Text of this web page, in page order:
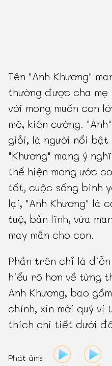
Tên "Anh Khương"
thường được cha
với mong muốn con
mẽ, kiên cường.
giỏi, là người nổi
"Khương" mang ý
thể hiện mong ước
tốt, cuộc sống bình
lại, "Anh Khương" là
tuệ, bản lĩnh, vừa
may mắn cho con.
Phần trên chỉ là
hiểu rõ hơn về từng
Anh Khương, bao
chính, xin mời quý vị
thích chi tiết dưới
Phát âm: